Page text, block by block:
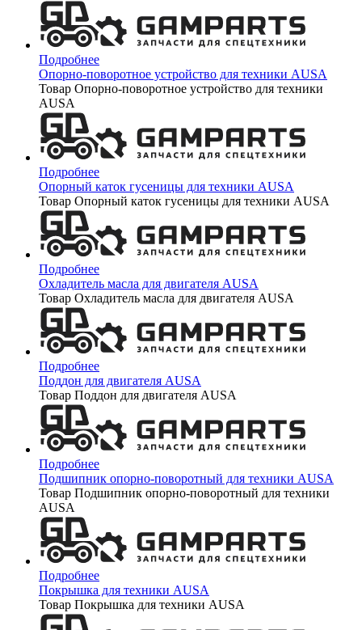
Подробнее
Опорно-поворотное устройство для техники AUSA
Товар Опорно-поворотное устройство для техники
AUSA
Подробнее
Опорный каток гусеницы для техники AUSA
Товар Опорный каток гусеницы для техники AUSA
Подробнее
Охладитель масла для двигателя AUSA
Товар Охладитель масла для двигателя AUSA
Подробнее
Поддон для двигателя AUSA
Товар Поддон для двигателя AUSA
Подробнее
Подшипник опорно-поворотный для техники AUSA
Товар Подшипник опорно-поворотный для техники
AUSA
Подробнее
Покрышка для техники AUSA
Товар Покрышка для техники AUSA